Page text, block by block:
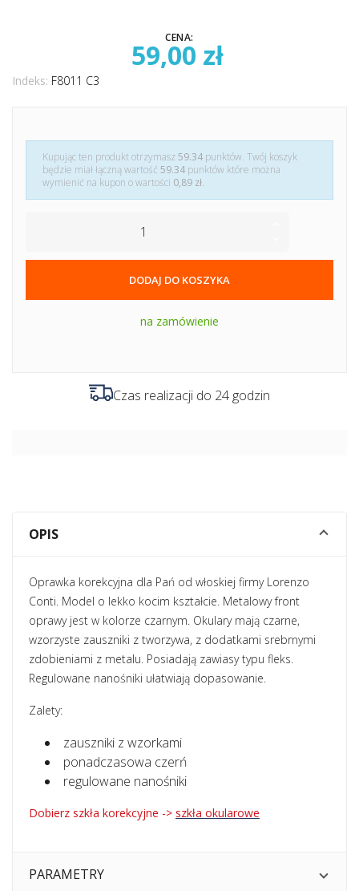
CENA:
59,00 zł
Indeks: F8011 C3
Kupując ten produkt otrzymasz59.34 punktów. Twój koszyk
będzie miał łączną wartość 59.34 punktów które można
wymienić na kupon o wartości 0,89 zł.
DODAJ DO KOSZYKA
na zamówienie
Czas realizacji do 24 godzin
OPIS
PARAMETRY
Oprawka korekcyjna dla Pań od włoskiej firmy Lorenzo
Conti. Model o lekko kocim kształcie. Metalowy front
oprawy jest w kolorze czarnym. Okulary mają czarne,
wzorzyste zauszniki z tworzywa, z dodatkami srebrnymi
zdobieniami z metalu. Posiadają zawiasy typu fleks.
Regulowane nanośniki ułatwiają dopasowanie.
Zalety:
zauszniki z wzorkami
ponadczasowa czerń
regulowane nanośniki
Dobierz szkła korekcyjne -> szkła okularowe